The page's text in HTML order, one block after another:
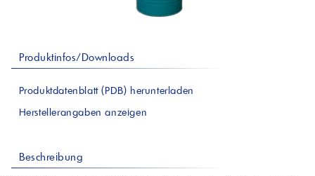
Produktinfos/Downloads
Produktdatenblatt (PDB) herunterladen
Herstellerangaben anzeigen
Beschreibung